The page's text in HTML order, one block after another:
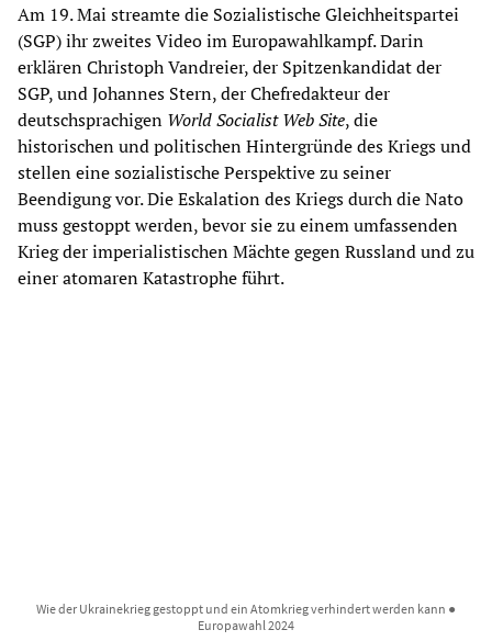
Am 19. Mai streamte die Sozialistische Gleichheitspartei
(SGP) ihr zweites Video im Europawahlkampf. Darin
erklären Christoph Vandreier, der Spitzenkandidat der
SGP, und Johannes Stern, der Chefredakteur der
deutschsprachigen World Socialist Web Site, die
historischen und politischen Hintergründe des Kriegs und
stellen eine sozialistische Perspektive zu seiner
Beendigung vor. Die Eskalation des Kriegs durch die Nato
muss gestoppt werden, bevor sie zu einem umfassenden
Krieg der imperialistischen Mächte gegen Russland und zu
einer atomaren Katastrophe führt.
Wie der Ukrainekrieg gestoppt und ein Atomkrieg verhindert werden kann ●
Europawahl 2024